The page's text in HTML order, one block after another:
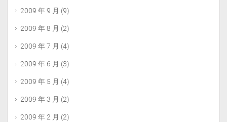
2009 年 9 月 (9)
2009 年 8 月 (2)
2009 年 7 月 (4)
2009 年 6 月 (3)
2009 年 5 月 (4)
2009 年 3 月 (2)
2009 年 2 月 (2)